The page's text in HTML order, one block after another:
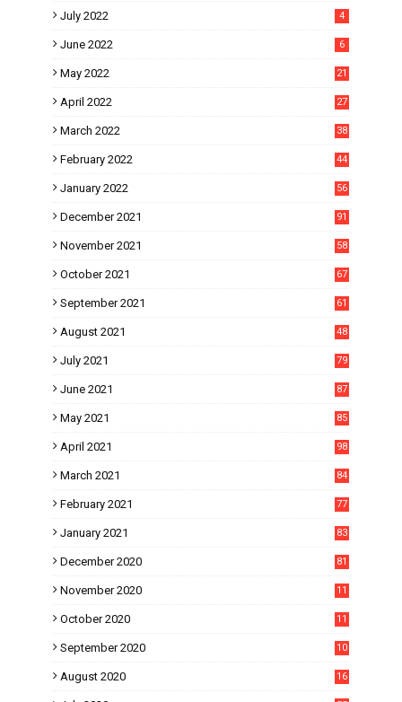
July 2022 4
June 2022 6
May 2022 21
April 2022 27
March 2022 38
February 2022 44
January 2022 56
December 2021 91
November 2021 58
October 2021 67
September 2021 61
August 2021 48
July 2021 79
June 2021 87
May 2021 85
April 2021 98
March 2021 84
February 2021 77
January 2021 83
December 2020 81
November 2020
11
October 2020
11
September 2020
10
August 2020
16